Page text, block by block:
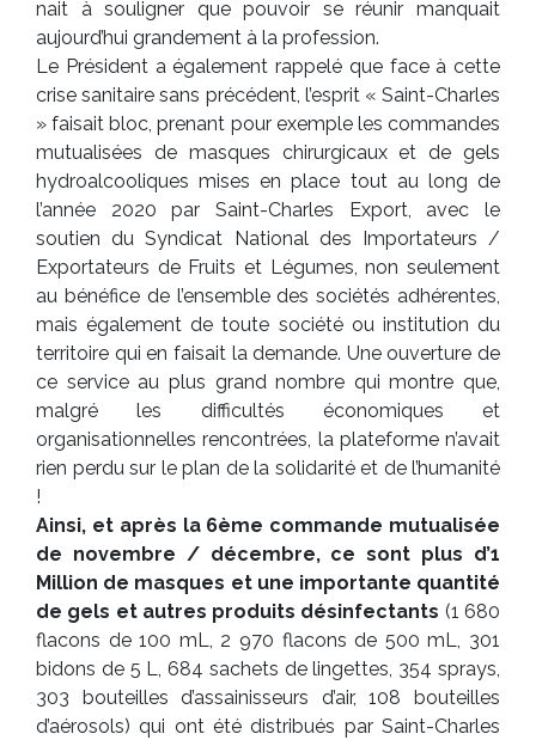
nait à souligner que pouvoir se réunir manquait
aujourd’hui grandement à la profession.
Le Président a également rappelé que face à cette
crise sanitaire sans précédent, l’esprit « Saint-Charles
» faisait bloc, prenant pour exemple les commandes
mutualisées de masques chirurgicaux et de gels
hydroalcooliques mises en place tout au long de
l’année 2020 par Saint-Charles Export, avec le
soutien du Syndicat National des Importateurs /
Exportateurs de Fruits et Légumes, non seulement
au bénéfice de l’ensemble des sociétés adhérentes,
mais également de toute société ou institution du
territoire qui en faisait la demande. Une ouverture de
ce service au plus grand nombre qui montre que,
malgré les difficultés économiques et
organisationnelles rencontrées, la plateforme n’avait
rien perdu sur le plan de la solidarité et de l’humanité
!
Ainsi, et après la 6ème commande mutualisée
de novembre / décembre, ce sont plus d’1
Million de masques et une importante quantité
de gels et autres produits désinfectants (1 680
flacons de 100 mL, 2 970 flacons de 500 mL, 301
bidons de 5 L, 684 sachets de lingettes, 354 sprays,
303 bouteilles d’assainisseurs d’air, 108 bouteilles
d’aérosols) qui ont été distribués par Saint-Charles